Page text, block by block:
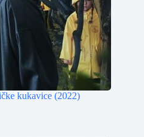
kukavice (2022)